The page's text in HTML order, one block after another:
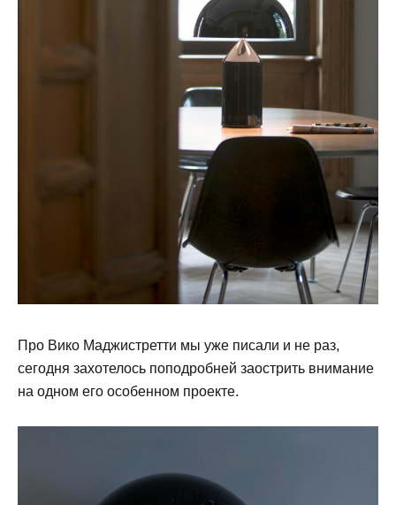
Про Вико Маджистретти мы уже писали и не раз,
сегодня захотелось поподробней заострить внимание
на одном его особенном проекте.